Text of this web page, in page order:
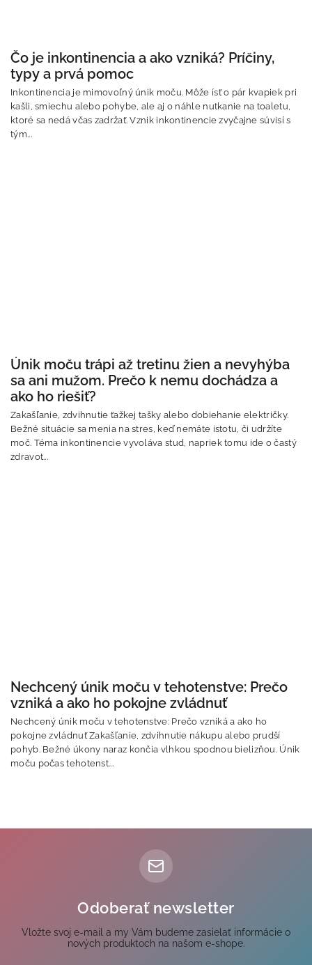
Čo je inkontinencia a ako vzniká? Príčiny,
typy a prvá pomoc
Inkontinencia je mimovoľný únik moču. Môže ísť o pár kvapiek pri
kašli, smiechu alebo pohybe, ale aj o náhle nutkanie na toaletu,
ktoré sa nedá včas zadržať. Vznik inkontinencie zvyčajne súvisí s
tým...
Únik moču trápi až tretinu žien a nevyhýba
sa ani mužom. Prečo k nemu dochádza a
ako ho riešiť?
Zakašľanie, zdvihnutie ťažkej tašky alebo dobiehanie električky.
Bežné situácie sa menia na stres, keď nemáte istotu, či udržíte
moč. Téma inkontinencie vyvoláva stud, napriek tomu ide o častý
zdravot...
Nechcený únik moču v tehotenstve: Prečo
vzniká a ako ho pokojne zvládnuť
Nechcený únik moču v tehotenstve: Prečo vzniká a ako ho
pokojne zvládnuť Zakašľanie, zdvihnutie nákupu alebo prudší
pohyb. Bežné úkony naraz končia vlhkou spodnou bielizňou. Únik
moču počas tehotenst...
Odoberať newsletter
Vložte svoj e-mail a my Vám budeme zasielať informácie o
nových produktoch na našom e-shope.